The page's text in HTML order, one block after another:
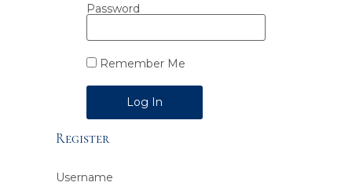
Password
Remember Me
Alternative:
Register
Username